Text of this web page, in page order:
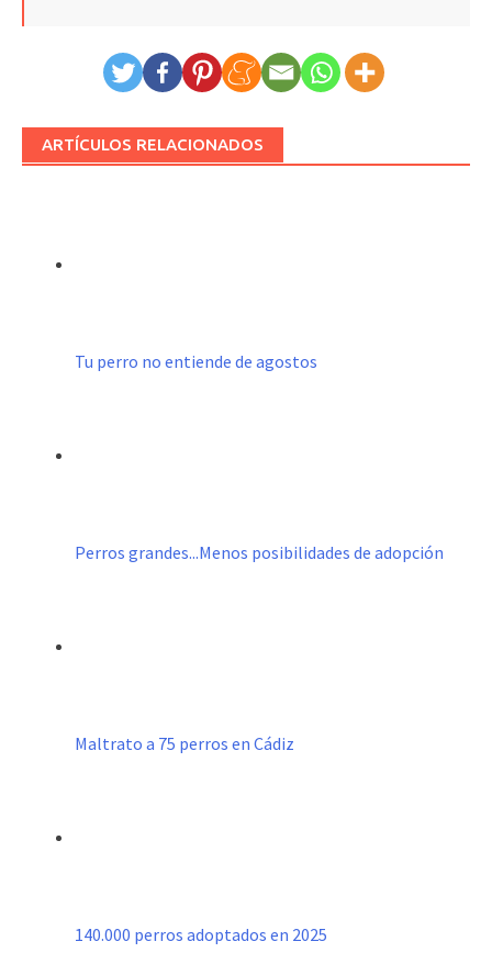
ARTÍCULOS RELACIONADOS
Tu perro no entiende de agostos
Perros grandes...Menos posibilidades de adopción
Maltrato a 75 perros en Cádiz
140.000 perros adoptados en 2025